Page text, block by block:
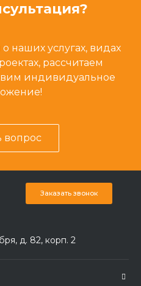
наших услугах, видах
рассчитаем
индивидуальное
вопрос
Заказать звонок
д. 82, корп. 2